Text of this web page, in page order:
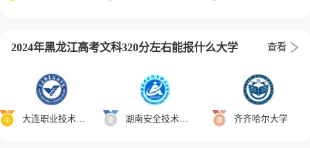
2024年黑龙江高考文科320分左右能报什么大学 查看
大连职业技术学院 湖南安全技术职业学院 齐齐哈尔大学